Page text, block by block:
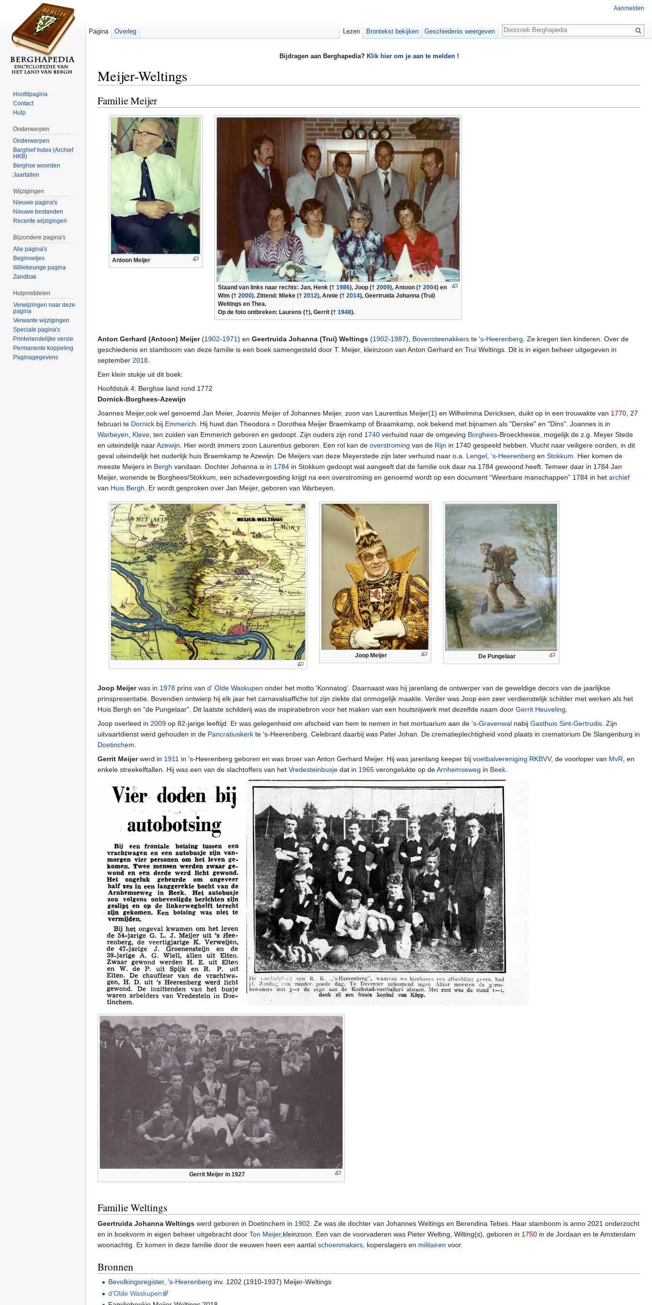
Bijdragen aan Berghapedia? Klik hier om je aan te melden !
Meijer-Weltings
Familie Meijer
Antoon Meijer
Staand van links naar rechts: Jan, Henk († 1986), Joop († 2009), Antoon († 2004) en
Wim († 2000). Zittend: Mieke († 2012), Annie († 2014), Geertruida Johanna (Trui)
Weltings en Thea.
Op de foto ontbreken: Laurens (†), Gerrit († 1948).
Anton Gerhard (Antoon) Meijer(1902-1971) en Geertruida Johanna (Trui) Weltings (1902-1987), Bovensteenakkers te 's-Heerenberg . Ze kregen tien kinderen. Over de
geschiedenis en stamboom van deze familie is een boek samengesteld door T. Meijer, kleinzoon van Anton Gerhard en Trui Weltings. Dit is in eigen beheer uitgegeven in
september 2018
Een klein stukje uit dit boek:
Hoofdstuk 4: Berghse land rond 1772
Dornick-Borghees-Azewijn
Joannes Meijer,ook wel genoemd Jan Meier, Joannis Meijer of Johannes Meijer, zoon van Laurentius Meijer(1) en Wilhelmina Dericksen, duikt op in een trouwakte van 1770 , 27
februari te Dornick bij Emmerich . Hij huwt dan Theodora = Dorothea Meijer Braemkamp of Braamkamp, ook bekend met bijnamen als "Derske" en "Dins". Joannes is in
Warbeyen
Kleve , ten zuiden van Emmerich geboren en gedoopt. Zijn ouders zijn rond 1740 verhuisd naar de omgeving Borghees-Broeckheese, mogelijk de z.g. Meyer Stede
en uiteindelijk naarAzewijn . Hier wordt immers zoon Laurentius geboren. Een rol kan de overstroming van de Rijn in 1740 gespeeld hebben. Vlucht naar veiligere oorden, in dit
geval uiteindelijk het ouderlijk huis Braemkamp te Azewijn. De Meijers van deze Meyerstede zijn later verhuisd naar o.a. Lengel 's-Heerenberg en Stokkum . Hier komen de
meeste Meijers in Bergh vandaan. Dochter Johanna is in 1784 in Stokkum gedoopt wat aangeeft dat de familie ook daar na 1784 gewoond heeft. Temeer daar in 1784 Jan
Meijer, wonende te Borghees/Stokkum, een schadevergoeding krijgt na een overstroming en genoemd wordt op een document “Weerbare manschappen” 1784 in het archief
van Huis Bergh . Er wordt gesproken over Jan Meijer, geboren van Warbeyen.
Joop Meijer De Pungelaar
Joop Meijerwas in 1978 prins van d' Olde Waskupen onder het motto 'Konnatog'. Daarnaast was hij jarenlang de ontwerper van de geweldige decors van de jaarlijkse
prinspresentatie. Bovendien ontwierp hij elk jaar het carnavalsaffiche tot zijn ziekte dat onmogelijk maakte. Verder was Joop een zeer verdienstelijk schilder met werken als het
Huis Bergh en "de Pungelaar". Dit laatste schilderij was de inspiratiebron voor het maken van een houtsnijwerk met dezelfde naam door Gerrit Heuveling
Joop overleed in 2009 op 82-jarige leeftijd. Er was gelegenheid om afscheid van hem te nemen in het mortuarium aan de 's-Gravenwal nabij Gasthuis Sint-Gertrudis . Zijn
uitvaartdienst werd gehouden in de Pancratiuskerk te 's-Heerenberg. Celebrant daarbij was Pater Johan. De crematieplechtigheid vond plaats in crematorium De Slangenburg in
Doetinchem
Gerrit Meijerwerd in 1911 in 's-Heerenberg geboren en was broer van Anton Gerhard Meijer. Hij was jarenlang keeper bij voetbalvereniging RKBVV, de voorloper van MvR , en
enkele streekelftallen. Hij was een van de slachtoffers van het Vredesteinbusje dat in 1965 verongelukte op deArnhemseweg in Beek
Gerrit Meijer in 1927
Familie Weltings
Geertruida Johanna Weltings werd geboren in Doetinchem in 1902. Ze was de dochter van Johannes Weltings en Berendina Tebes. Haar stamboom is anno 2021 onderzocht
en in boekvorm in eigen beheer uitgebracht door Ton Meijer,kleinzoon. Een van de voorvaderen was Pieter Welting, Wilting(s), geboren in 1750 in de Jordaan en te Amsterdam
woonachtig. Er komen in deze familie door de eeuwen heen een aantal schoenmakers, koperslagers en militairen voor.
Bronnen
Bevolkingsregister,'s-Heerenberg inv. 1202 (1910-1937) Meijer-Weltings
d'Olde Waskupen
Aanmelden
Pagina Overleg Lezen Brontekst bekijken Geschiedenis weergeven
Zoeken
Hoofdpagina
Contact
Hulp
Onderwerpen
Onderwerpen
Barghief Index (Archief
HKB)
Berghse woorden
Jaartallen
Wijzigingen
Nieuwe pagina's
Nieuwe bestanden
Recente wijzigingen
Bijzondere pagina's
Alle pagina's
Beginnetjes
Willekeurige pagina
Zandbak
Hulpmiddelen
Verwijzingen naar deze
pagina
Verwante wijzigingen
Speciale pagina's
Printvriendelijke versie
Permanente koppeling
Paginagegevens